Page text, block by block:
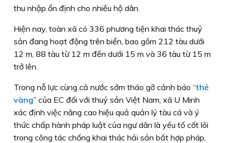
thu nhập ổn định cho nhiều hộ dân.
Hiện nay, toàn xã có 336 phương tiện khai thác thuỷ
sản đang hoạt động trên biển, bao gồm 212 tàu dưới
12 m, 88 tàu từ 12 m đến dưới 15 m và 36 tàu từ 15 m
trở lên.
Trong nỗ lực cùng cả nước sớm tháo gỡ cảnh báo “thẻ
vàng” của EC đối với thuỷ sản Việt Nam, xã U Minh
xác định việc nâng cao hiệu quả quản lý tàu cá và ý
thức chấp hành pháp luật của ngư dân là yếu tố cốt lõi
trong công tác chống khai thác hải sản bất hợp pháp,